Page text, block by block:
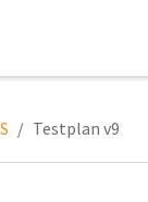
Testplan v9